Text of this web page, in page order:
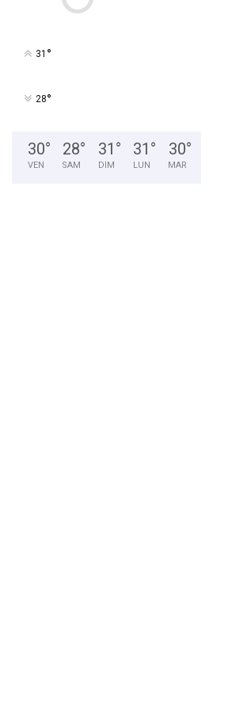
31 °
28°
30°
VEN
28°
SAM
31 °
DIM
31 °
LUN
30°
MAR